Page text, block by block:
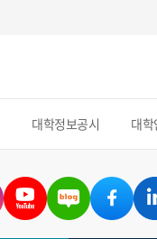
대학정보공시 대